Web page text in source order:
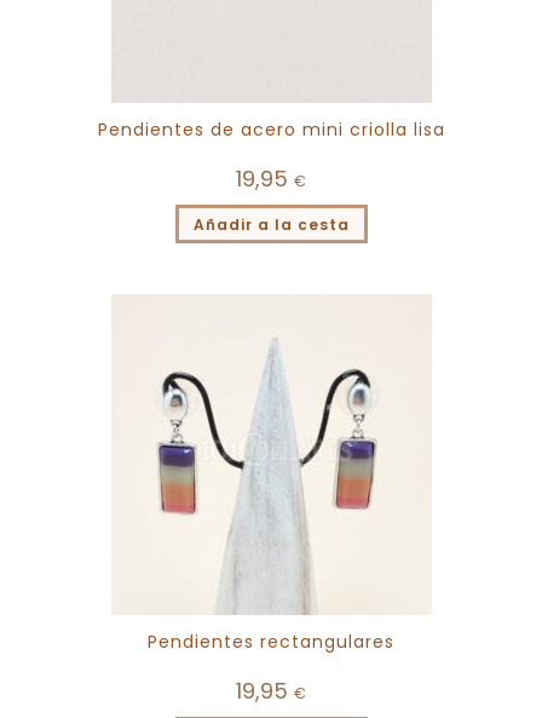
Pendientes de acero mini criolla lisa
19,95 €
Añadir a la cesta
Pendientes rectangulares
19,95 €